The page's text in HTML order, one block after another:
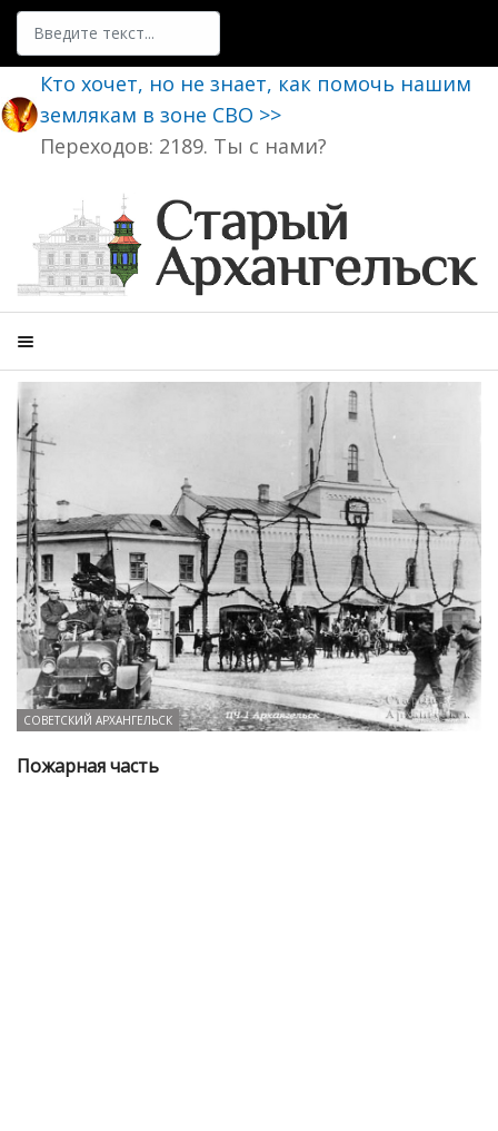
Поиск
Кто хочет, но не знает, как помочь нашим
землякам в зоне СВО >>
Переходов: 2189. Ты с нами?
СОВЕТСКИЙ АРХАНГЕЛЬСК
Пожарная часть